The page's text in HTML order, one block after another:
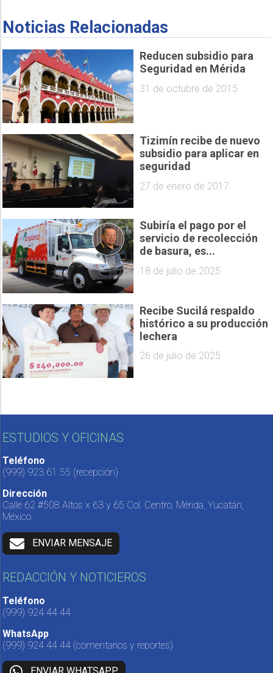
Noticias Relacionadas
Reducen subsidio para
Seguridad en Mérida
31 de octubre de 2015
Tizimín recibe de nuevo
subsidio para aplicar en
seguridad
27 de enero de 2017
Subiría el pago por el
servicio de recolección
de basura, es...
18 de julio de 2025
Recibe Sucilá respaldo
histórico a su producción
lechera
26 de julio de 2025
ESTUDIOS Y OFICINAS
Teléfono
(999) 923 61 55 (recepción)
Dirección
Calle 62 #508 Altos x 63 y 65 Col. Centro, Mérida, Yucatán,
México.
ENVIAR MENSAJE
REDACCIÓN Y NOTICIEROS
Teléfono
(999) 924 44 44
WhatsApp
(999) 924 44 44 (comentarios y reportes)